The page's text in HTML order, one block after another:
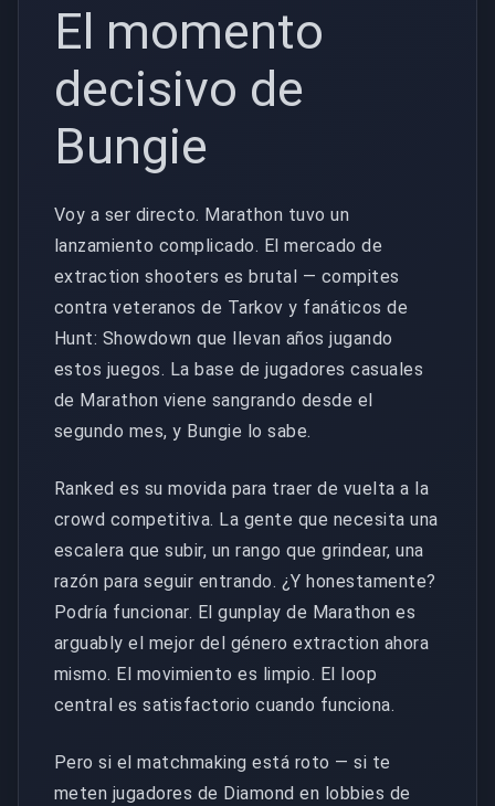
El momento
decisivo de
Bungie
Voy a ser directo. Marathon tuvo un
lanzamiento complicado. El mercado de
extraction shooters es brutal — compites
contra veteranos de Tarkov y fanáticos de
Hunt: Showdown que llevan años jugando
estos juegos. La base de jugadores casuales
de Marathon viene sangrando desde el
segundo mes, y Bungie lo sabe.
Ranked es su movida para traer de vuelta a la
crowd competitiva. La gente que necesita una
escalera que subir, un rango que grindear, una
razón para seguir entrando. ¿Y honestamente?
Podría funcionar. El gunplay de Marathon es
arguably el mejor del género extraction ahora
mismo. El movimiento es limpio. El loop
central es satisfactorio cuando funciona.
Pero si el matchmaking está roto — si te
meten jugadores de Diamond en lobbies de